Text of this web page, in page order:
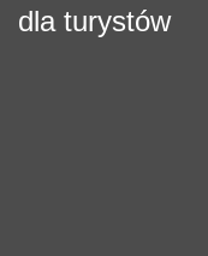
dla turystów